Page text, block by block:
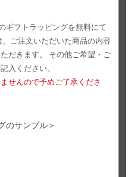
ギフトラッピングを無料にて
、ご注文いただいた商品の内容
だきます。
その他ご希望・ご
入ください。
せんので予めご了承くださ
のサンプル＞